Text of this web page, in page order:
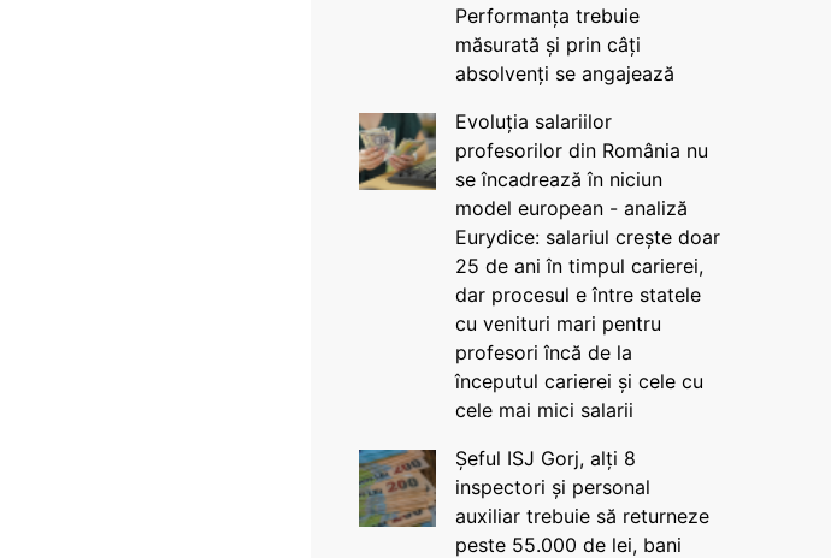
Performanța trebuie
măsurată și prin câți
absolvenți se angajează
Evoluția salariilor
profesorilor din România nu
se încadrează în niciun
model european - analiză
Eurydice: salariul crește doar
25 de ani în timpul carierei,
dar procesul e între statele
cu venituri mari pentru
profesori încă de la
începutul carierei și cele cu
cele mai mici salarii
Șeful ISJ Gorj, alți 8
inspectori și personal
auxiliar trebuie să returneze
peste 55.000 de lei, bani